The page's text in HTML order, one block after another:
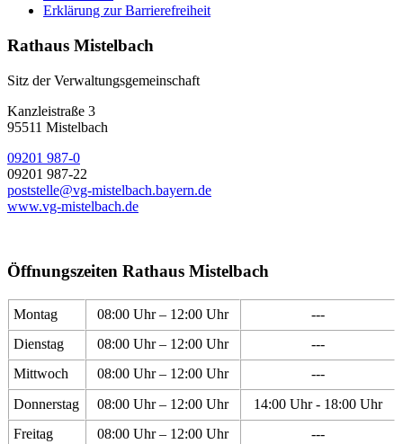
Erklärung zur Barrierefreiheit
Rathaus Mistelbach
Sitz der Verwaltungsgemeinschaft
Kanzleistraße 3
95511 Mistelbach
09201 987-0
09201 987-22
poststelle@vg-mistelbach.bayern.de
www.vg-mistelbach.de
Öffnungszeiten Rathaus Mistelbach
Montag 08:00 Uhr – 12:00 Uhr
---
Dienstag
08:00 Uhr – 12:00 Uhr
---
Mittwoch
08:00 Uhr – 12:00 Uhr
---
Donnerstag
08:00 Uhr – 12:00 Uhr
14:00 Uhr - 18:00 Uhr
Freitag
08:00 Uhr – 12:00 Uhr
---